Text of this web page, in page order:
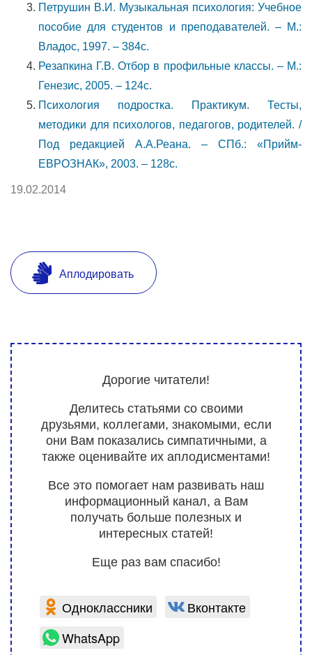
Петрушин В.И. Музыкальная психология: Учебное
пособие для студентов и преподавателей. – М.:
Владос, 1997. – 384с.
Резапкина Г.В. Отбор в профильные классы. – М.:
Генезис, 2005. – 124с.
Психология подростка. Практикум. Тесты,
методики для психологов, педагогов, родителей. /
Под редакцией А.А.Реана. – СПб.: «Прийм-
ЕВРОЗНАК», 2003. – 128с.
19.02.2014
Аплодировать
Дорогие читатели!
Делитесь статьями со своими
друзьями, коллегами, знакомыми, если
они Вам показались симпатичными, а
также оценивайте их аплодисментами!
Все это помогает нам развивать наш
информационный канал, а Вам
получать больше полезных и
интересных статей!
Еще раз вам спасибо!
Одноклассники
Вконтакте
WhatsApp